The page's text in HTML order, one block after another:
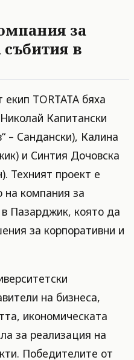
за
в
TORTATA бяха
Капитански
– Сандански), Калина
и Синтия Дочовска
Техният проект е
на компания за
Пазарджик, която да
за корпоративни и
на бизнеса,
икономическата
за реализация на
Победителите от